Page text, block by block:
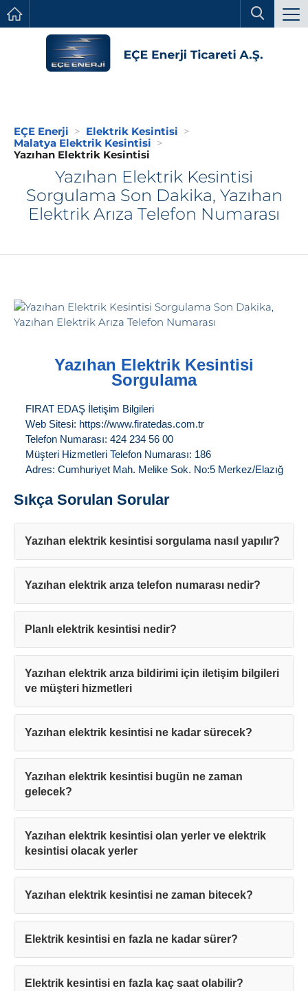
EÇE Enerji
Elektrik Kesintisi
Malatya Elektrik Kesintisi
Yazıhan Elektrik Kesintisi
Yazıhan Elektrik Kesintisi
Sorgulama Son Dakika, Yazıhan
Elektrik Arıza Telefon Numarası
Yazıhan Elektrik Kesintisi
Sorgulama
FIRAT EDAŞ İletişim Bilgileri
Web Sitesi: https://www.firatedas.com.tr
Telefon Numarası: 424 234 56 00
Müşteri Hizmetleri Telefon Numarası: 186
Adres: Cumhuriyet Mah. Melike Sok. No:5 Merkez/Elazığ
Sıkça Sorulan Sorular
Yazıhan elektrik kesintisi sorgulama nasıl yapılır?
Yazıhan elektrik arıza telefon numarası nedir?
Planlı elektrik kesintisi nedir?
Yazıhan elektrik arıza bildirimi için iletişim bilgileri
ve müşteri hizmetleri
Yazıhan elektrik kesintisi ne kadar sürecek?
Yazıhan elektrik kesintisi bugün ne zaman
gelecek?
Yazıhan elektrik kesintisi olan yerler ve elektrik
kesintisi olacak yerler
Yazıhan elektrik kesintisi ne zaman bitecek?
Elektrik kesintisi en fazla ne kadar sürer?
Elektrik kesintisi en fazla kaç saat olabilir?